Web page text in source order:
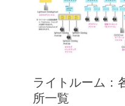
ライトルーム：
所一覧